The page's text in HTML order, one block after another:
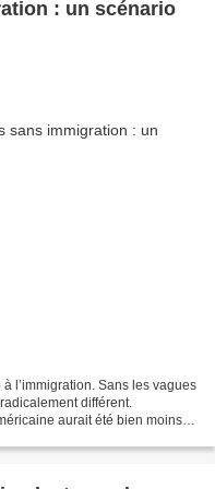
: un scénario
l’immigration. Sans les vagues
différent.
aurait été bien moins